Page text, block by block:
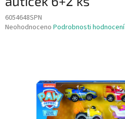
6054648SPN
Průměrné
Neohodnoceno Podrobnosti hodnocení